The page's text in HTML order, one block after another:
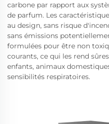
carbone par rapport aux
de parfum. Les
au design, sans risque
sans émissions
formulées pour être non
courants, ce qui les rend
enfants, animaux
sensibilités respiratoires.